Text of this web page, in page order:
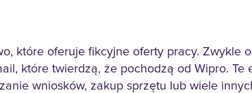
które oferuje fikcyjne oferty pracy. Zwykle
które twierdzą, że pochodzą od Wipro.
wniosków, zakup sprzętu lub wiele